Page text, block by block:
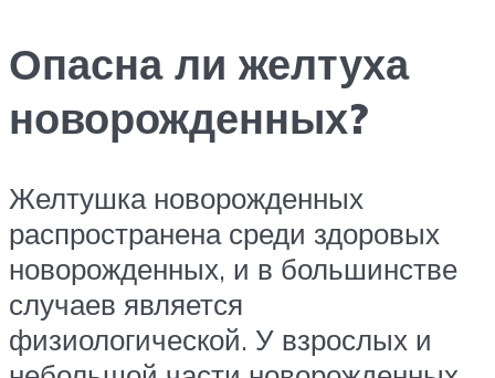
Опасна ли желтуха
новорожденных?
Желтушка новорожденных
распространена среди здоровых
новорожденных, и в большинстве
случаев является
физиологической. У взрослых и